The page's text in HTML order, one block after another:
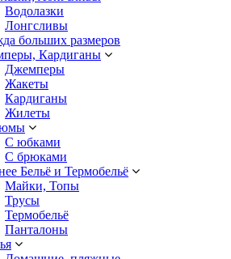
Водолазки
Лонгсливы
больших размеров
Кардиганы
Джемперы
Жакеты
Кардиганы
Жилеты
С юбками
С брюками
Бельё и Термобельё
Майки, Топы
Трусы
Термобельё
Панталоны